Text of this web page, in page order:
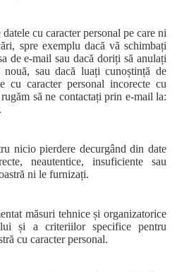
cu caracter personal pe care ni
spre exemplu dacă vă schimbați
de e-mail sau dacă doriți să anulați
sau dacă luați cunoștință de
cu caracter personal incorecte cu
să ne contactați prin e-mail la:
nicio pierdere decurgând din date
neautentice, insuficiente sau
ni le furnizați.
măsuri tehnice și organizatorice
și a criteriilor specifice pentru
cu caracter personal.